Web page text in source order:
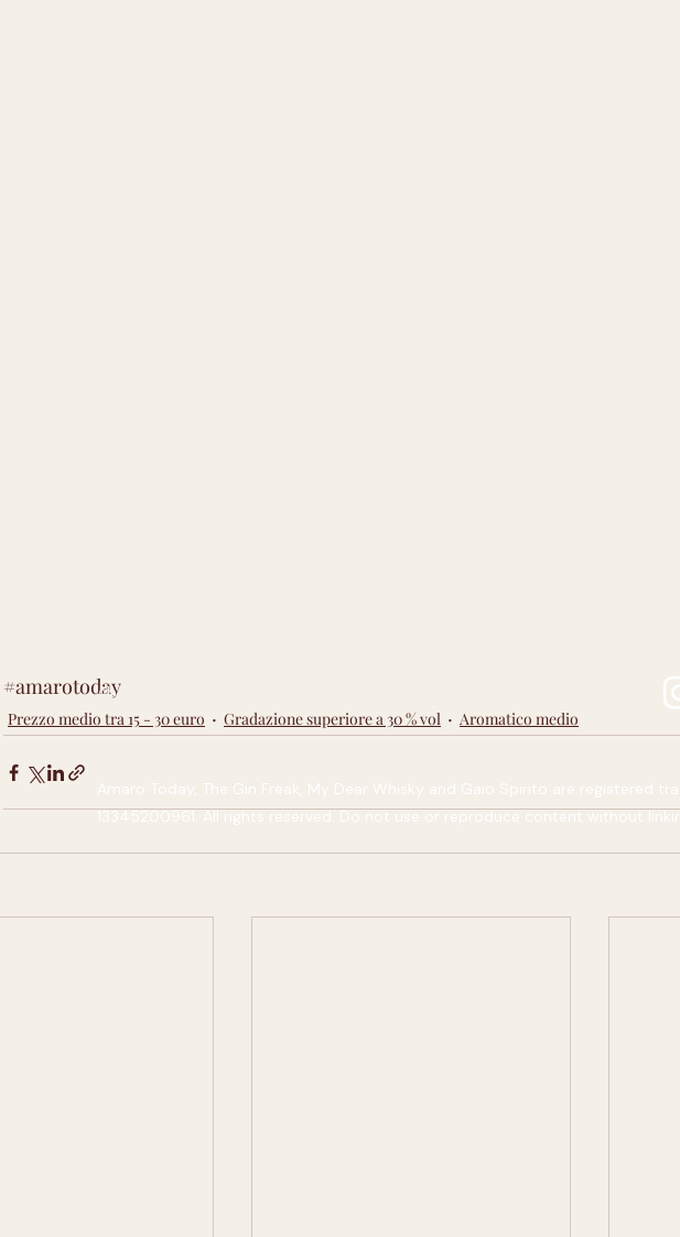
#amarotoday
Prezzo medio tra 15 - 30 euro Gradazione superiore a 30 % vol Aromatico medio
About Us
Amaro Today, The Gin Freak, My Dear Whisky and Gaio Spirito are registered
13345200961. All rights reserved. Do not use or reproduce content without